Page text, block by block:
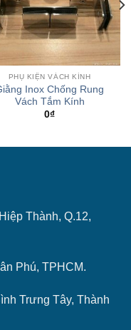
PHỤ KIỆN VÁCH KÍNH
Inox Chống Rung
Vách Tắm Kính
0₫
Thành, Q.12,
Phú, TPHCM.
Trưng Tây, Thành